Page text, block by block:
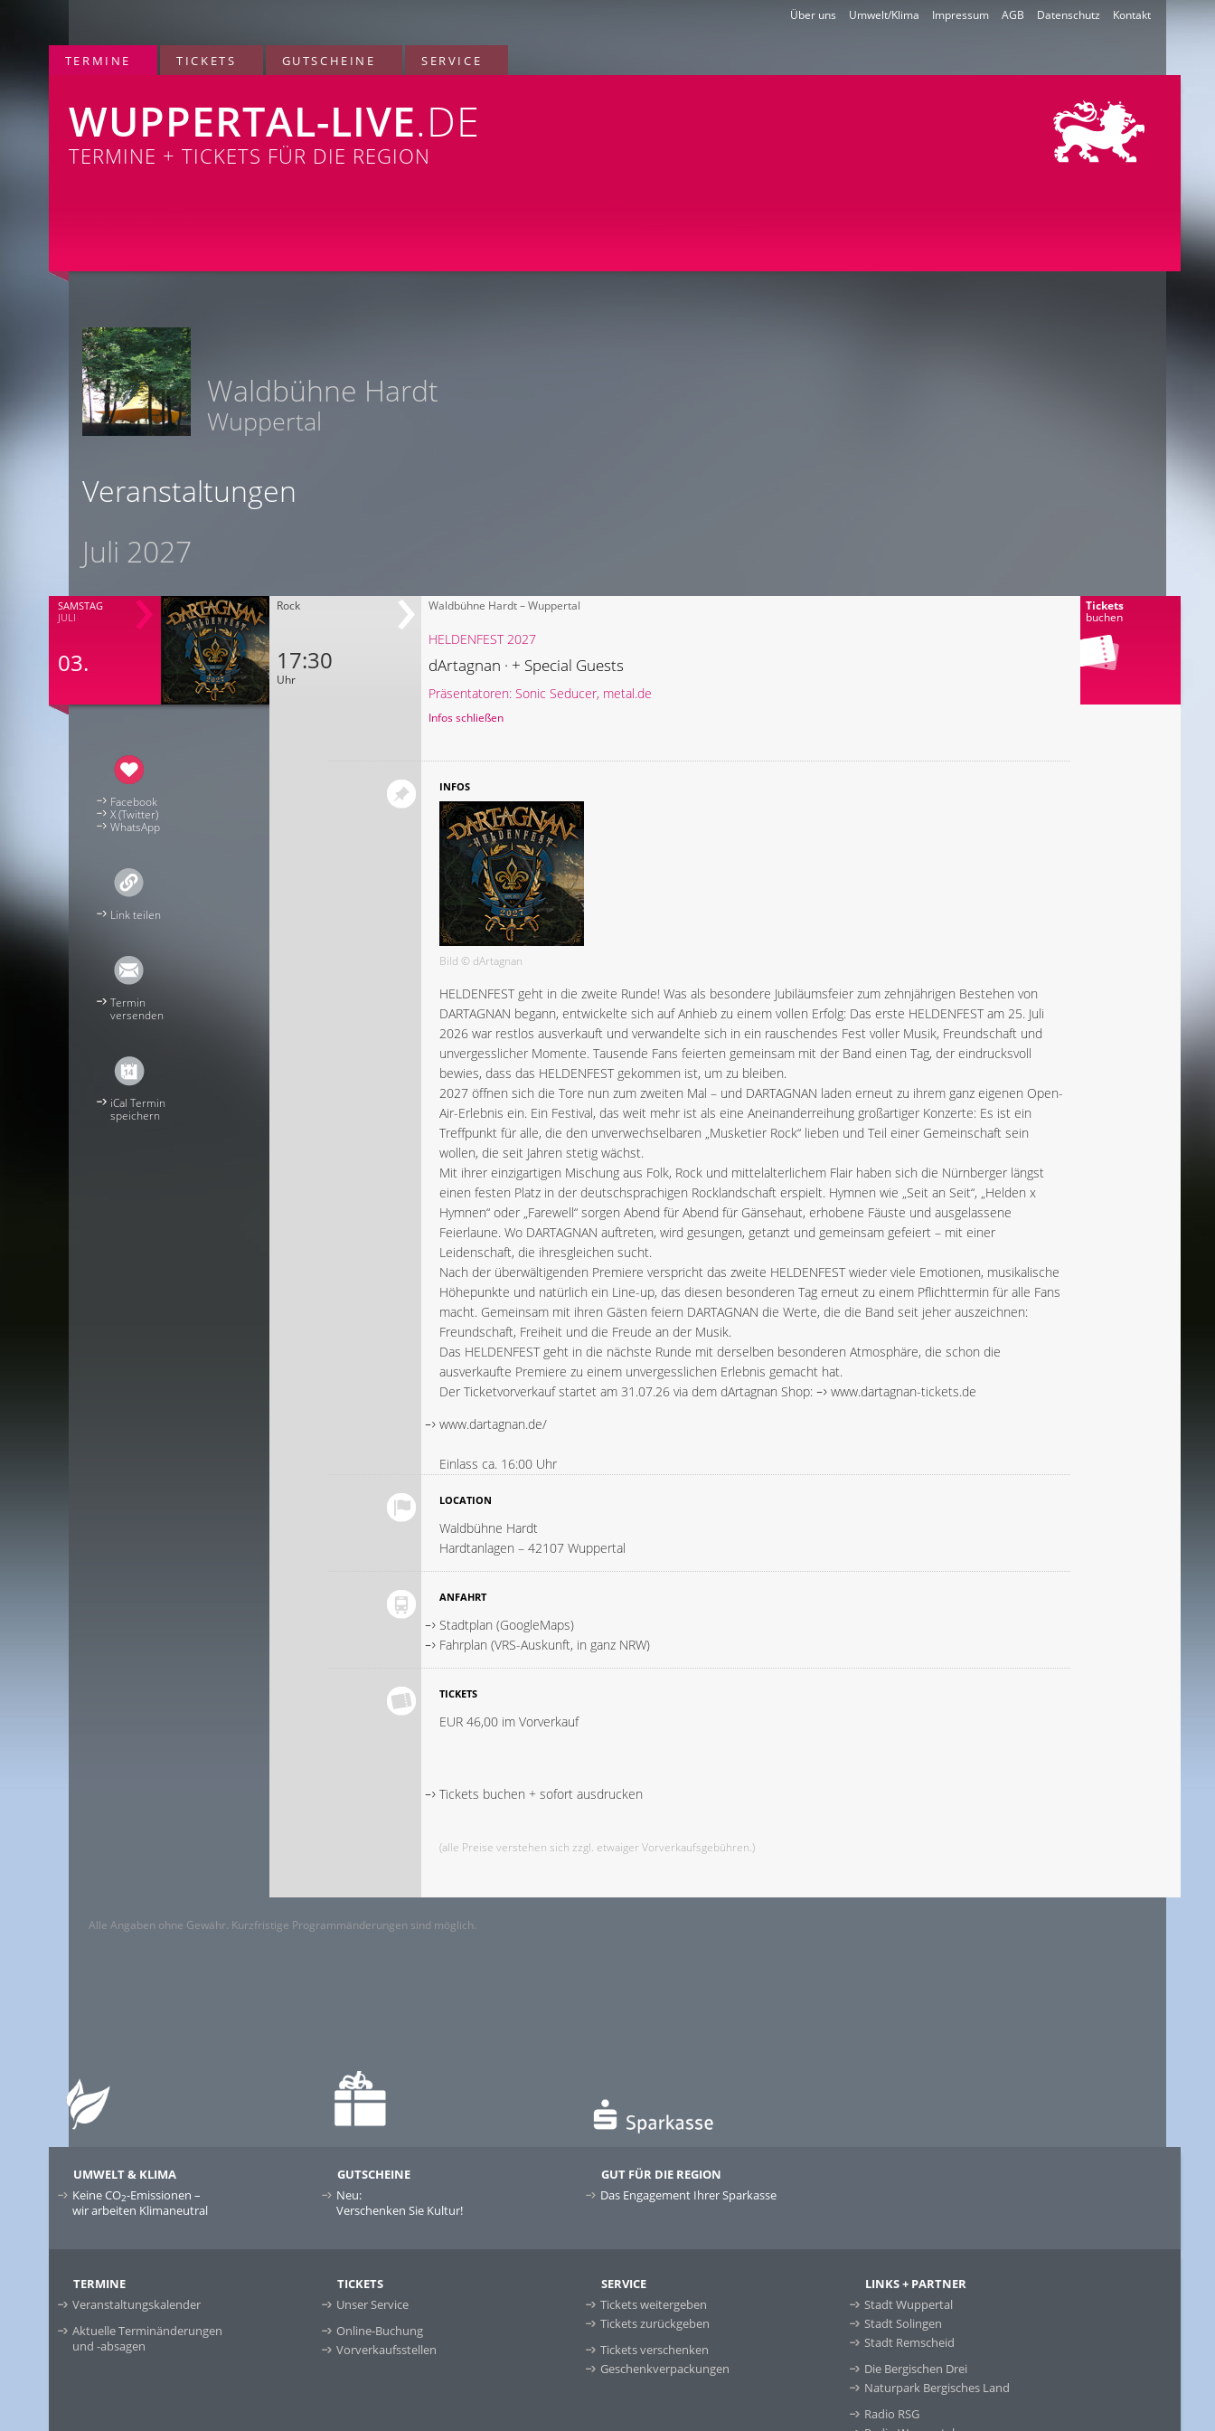
Kontakt
Datenschutz
AGB
Impressum
Umwelt/Klima
Über uns
TERMINE TICKETS GUTSCHEINE SERVICE
WUPPERTAL-LIVE.DE
TERMINE + TICKETS FÜR DIE REGION
Waldbühne Hardt
Wuppertal
Veranstaltungen
Juli 2027
SAMSTAG
JULI
03.
Rock
17:30
Uhr
Tickets
buchen
Waldbühne Hardt – Wuppertal
HELDENFEST 2027
dArtagnan · + Special Guests
Präsentatoren: Sonic Seducer, metal.de
Infos schließen
Facebook
X (Twitter)
WhatsApp
Link teilen
Termin
versenden
iCal Termin
speichern
INFOS
Bild © dArtagnan
HELDENFEST geht in die zweite Runde! Was als besondere Jubiläumsfeier zum zehnjährigen Bestehen von
DARTAGNAN begann, entwickelte sich auf Anhieb zu einem vollen Erfolg: Das erste HELDENFEST am 25. Juli
2026 war restlos ausverkauft und verwandelte sich in ein rauschendes Fest voller Musik, Freundschaft und
unvergesslicher Momente. Tausende Fans feierten gemeinsam mit der Band einen Tag, der eindrucksvoll
bewies, dass das HELDENFEST gekommen ist, um zu bleiben.
2027 öffnen sich die Tore nun zum zweiten Mal – und DARTAGNAN laden erneut zu ihrem ganz eigenen Open-
Air-Erlebnis ein. Ein Festival, das weit mehr ist als eine Aneinanderreihung großartiger Konzerte: Es ist ein
Treffpunkt für alle, die den unverwechselbaren „Musketier Rock“ lieben und Teil einer Gemeinschaft sein
wollen, die seit Jahren stetig wächst.
Mit ihrer einzigartigen Mischung aus Folk, Rock und mittelalterlichem Flair haben sich die Nürnberger längst
einen festen Platz in der deutschsprachigen Rocklandschaft erspielt. Hymnen wie „Seit an Seit“, „Helden x
Hymnen“ oder „Farewell“ sorgen Abend für Abend für Gänsehaut, erhobene Fäuste und ausgelassene
Feierlaune. Wo DARTAGNAN auftreten, wird gesungen, getanzt und gemeinsam gefeiert – mit einer
Leidenschaft, die ihresgleichen sucht.
Nach der überwältigenden Premiere verspricht das zweite HELDENFEST wieder viele Emotionen, musikalische
Höhepunkte und natürlich ein Line-up, das diesen besonderen Tag erneut zu einem Pflichttermin für alle Fans
macht. Gemeinsam mit ihren Gästen feiern DARTAGNAN die Werte, die die Band seit jeher auszeichnen:
Freundschaft, Freiheit und die Freude an der Musik.
Das HELDENFEST geht in die nächste Runde mit derselben besonderen Atmosphäre, die schon die
ausverkaufte Premiere zu einem unvergesslichen Erlebnis gemacht hat.
Der Ticketvorverkauf startet am 31.07.26 via dem dArtagnan Shop:
www.dartagnan-tickets.de
www.dartagnan.de/
Einlass ca. 16:00 Uhr
LOCATION
Waldbühne Hardt
Hardtanlagen – 42107 Wuppertal
ANFAHRT
Stadtplan (GoogleMaps)
Fahrplan (VRS-Auskunft, in ganz NRW)
TICKETS
EUR 46,00 im Vorverkauf
Tickets buchen + sofort ausdrucken
(alle Preise verstehen sich zzgl. etwaiger Vorverkaufsgebühren.)
Alle Angaben ohne Gewähr. Kurzfristige Programmänderungen sind möglich.
UMWELT & KLIMA
Keine CO2-Emissionen –
wir arbeiten Klimaneutral
GUTSCHEINE
Neu:
Verschenken Sie Kultur!
GUT FÜR DIE REGION
Das Engagement Ihrer Sparkasse
TERMINE
Veranstaltungskalender
Aktuelle Terminänderungen
und -absagen
TICKETS
Unser Service
Online-Buchung
Vorverkaufsstellen
SERVICE
Tickets weitergeben
Tickets zurückgeben
Tickets verschenken
Geschenkverpackungen
LINKS + PARTNER
Stadt Wuppertal
Stadt Solingen
Stadt Remscheid
Die Bergischen Drei
Naturpark Bergisches Land
Radio RSG